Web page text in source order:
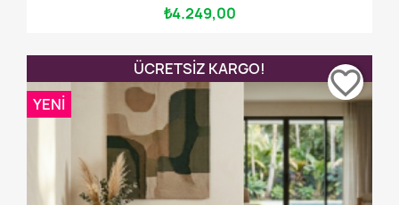
₺4.249,00
ÜCRETSIZ KARGO!
YENI
favorite_border